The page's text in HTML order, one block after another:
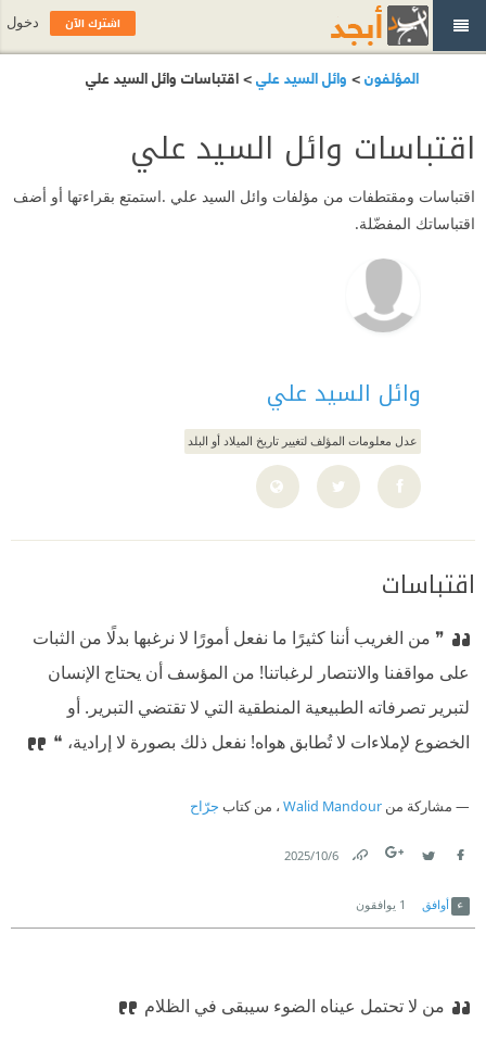
المؤلفون> وائل السيد علي> اقتباسات وائل السيد علي
اقتباسات وائل السيد علي
اقتباسات ومقتطفات من مؤلفات وائل السيد علي .استمتع بقراءتها أو أضف
اقتباساتك المفضّلة.
وائل السيد علي
عدل معلومات المؤلف لتغيير تاريخ الميلاد أو البلد
اقتباسات
❞ من الغريب أننا كثيرًا ما نفعل أمورًا لا نرغبها بدلًا من الثبات
على مواقفنا والانتصار لرغباتنا! من المؤسف أن يحتاج الإنسان
لتبرير تصرفاته الطبيعية المنطقية التي لا تقتضي التبرير. أو
الخضوع لإملاءات لا تُطابق هواه! نفعل ذلك بصورة لا إرادية، ❝
مشاركة من Walid Mandour ، من كتاب جرّاح
6‏/10‏/2025
أوافق 1 يوافقون
من لا تحتمل عيناه الضوء سيبقى في الظلام
اشترك الآن دخول